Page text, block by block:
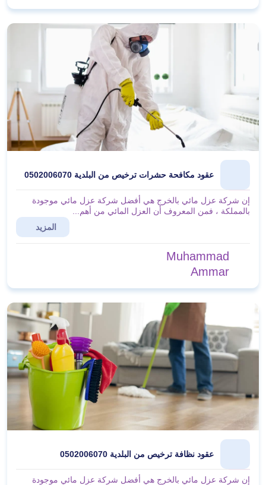
عقود مكافحة حشرات ترخيص من البلدية 0502006070
إن شركة عزل مائي بالخرج هي أفضل شركة عزل مائي موجودة
بالمملكة ، فمن المعروف أن العزل المائي من أهم...
المزيد
Muhammad
Ammar
عقود نظافة ترخيص من البلدية 0502006070
إن شركة عزل مائي بالخرج هي أفضل شركة عزل مائي موجودة